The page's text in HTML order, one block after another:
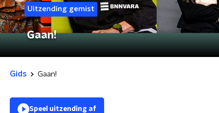
Uitzending gemist
Gaan!
Gids Gaan!
Speel uitzending af